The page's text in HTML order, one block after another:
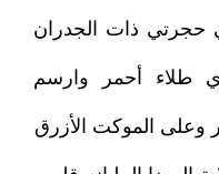
حجرتي ذات الجدران
طلاء أحمر وارسم
وعلى الموكت الأزرق